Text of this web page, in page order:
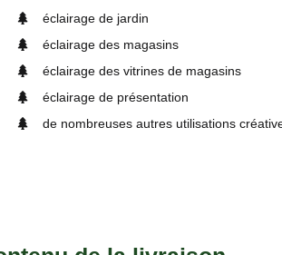
éclairage de jardin
éclairage des magasins
éclairage des vitrines de magasins
éclairage de présentation
de nombreuses autres utilisations